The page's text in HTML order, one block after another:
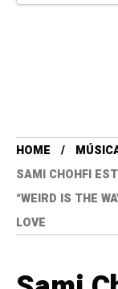
HOME
SAMI CHOHFI
“WEIRD IS THE
LOVE